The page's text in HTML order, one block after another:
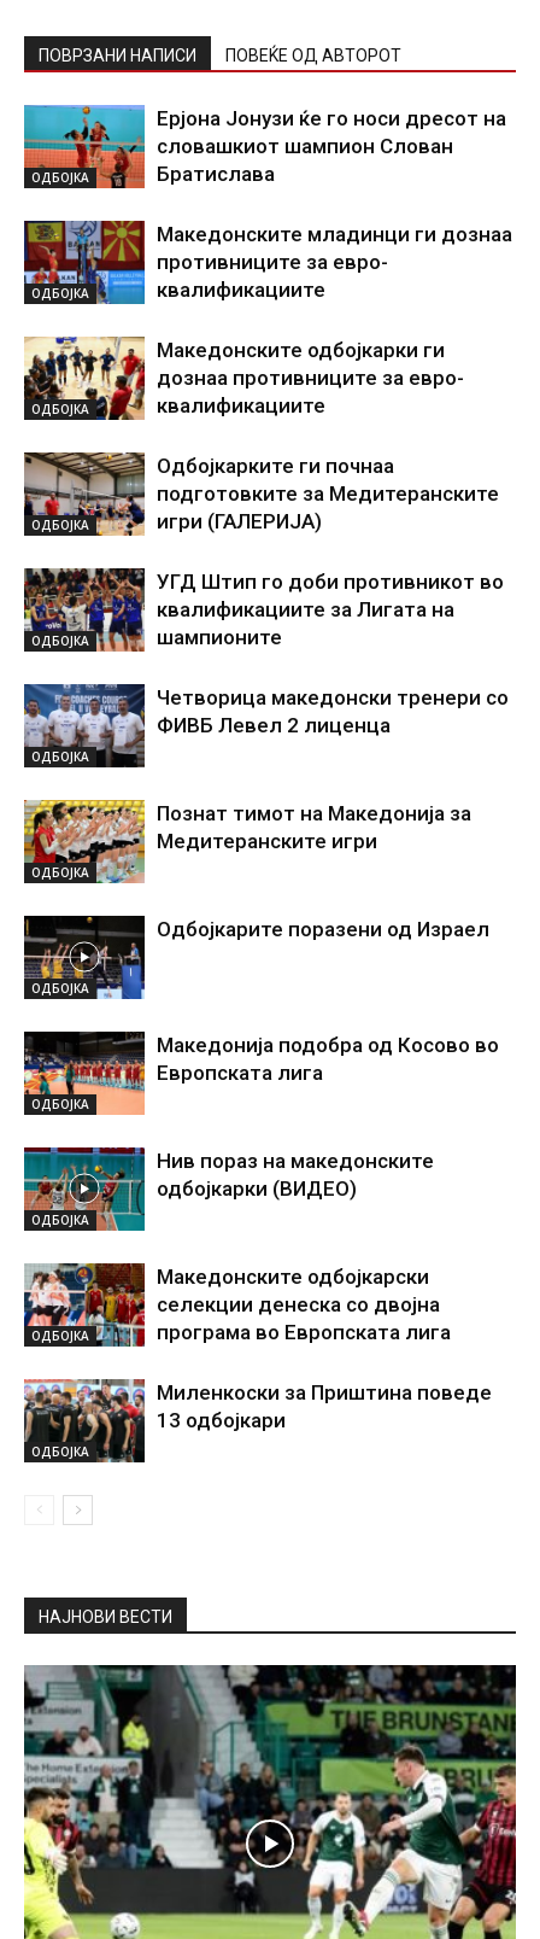
ПОВРЗАНИ НАПИСИ ПОВЕЌЕ ОД АВТОРОТ
ОДБОЈКА
Ерјона Јонузи ќе го носи дресот на
словашкиот шампион Слован
Братислава
ОДБОЈКА
Македонските младинци ги дознаа
противниците за евро-
квалификациите
ОДБОЈКА
Македонските одбојкарки ги
дознаа противниците за евро-
квалификациите
ОДБОЈКА
Одбојкарките ги почнаа
подготовките за Медитеранските
игри (ГАЛЕРИЈА)
ОДБОЈКА
УГД Штип го доби противникот во
квалификациите за Лигата на
шампионите
ОДБОЈКА
Четворица македонски тренери со
ФИВБ Левел 2 лиценца
ОДБОЈКА
Познат тимот на Македонија за
Медитеранските игри
ОДБОЈКА
Одбојкарите поразени од Израел
ОДБОЈКА
Македонија подобра од Косово во
Европската лига
ОДБОЈКА
Нив пораз на македонските
одбојкарки (ВИДЕО)
ОДБОЈКА
Македонските одбојкарски
селекции денеска со двојна
програма во Европската лига
ОДБОЈКА
Миленкоски за Приштина поведе
13 одбојкари
НАЈНОВИ ВЕСТИ